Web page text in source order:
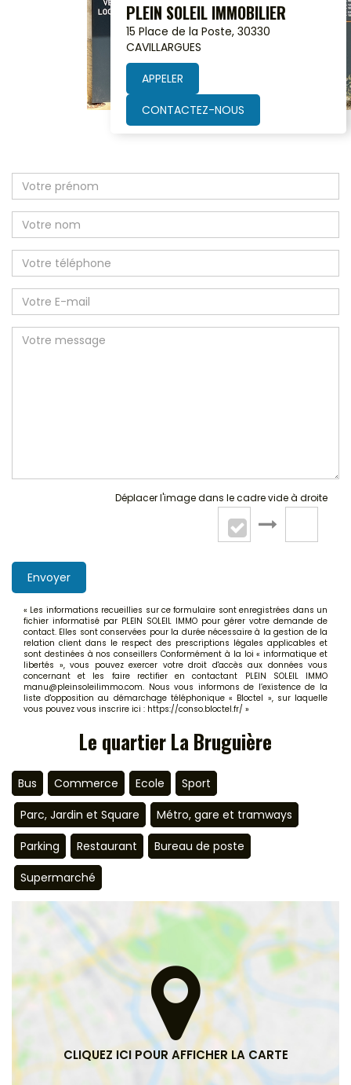
PLEIN SOLEIL IMMOBILIER
15 Place de la Poste, 30330
CAVILLARGUES
APPELER
CONTACTEZ-NOUS
Déplacer l'image dans le cadre vide à droite
Envoyer
« Les informations recueillies sur ce formulaire sont enregistrées dans un
fichier informatisé par PLEIN SOLEIL IMMO pour gérer votre demande de
contact. Elles sont conservées pour la durée nécessaire à la gestion de la
relation client dans le respect des prescriptions légales applicables et
sont destinées à nos conseillers Conformément à la loi « informatique et
libertés », vous pouvez exercer votre droit d'accès aux données vous
concernant et les faire rectifier en contactant PLEIN SOLEIL IMMO
manu@pleinsoleilimmo.com. Nous vous informons de l’existence de la
liste d'opposition au démarchage téléphonique « Bloctel », sur laquelle
vous pouvez vous inscrire ici : https://conso.bloctel.fr/ »
Le quartier La Bruguière
Bus Commerce Ecole
Sport
Parc, Jardin et Square
Métro, gare et tramways
Parking
Restaurant
Bureau de poste
Supermarché